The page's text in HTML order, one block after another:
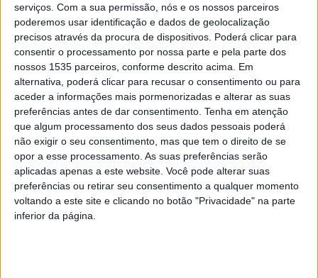
serviços. Com a sua permissão, nós e os nossos parceiros
poderemos usar identificação e dados de geolocalização
precisos através da procura de dispositivos. Poderá clicar para
consentir o processamento por nossa parte e pela parte dos
nossos 1535 parceiros, conforme descrito acima. Em
alternativa, poderá clicar para recusar o consentimento ou para
aceder a informações mais pormenorizadas e alterar as suas
preferências antes de dar consentimento. Tenha em atenção
que algum processamento dos seus dados pessoais poderá
não exigir o seu consentimento, mas que tem o direito de se
opor a esse processamento. As suas preferências serão
aplicadas apenas a este website. Você pode alterar suas
preferências ou retirar seu consentimento a qualquer momento
voltando a este site e clicando no botão "Privacidade" na parte
inferior da página.
4º Festival Internacional de Tango
Argentino da Beira Baixa foi um...
Rádio Castelo Branco - 21 de Outubro, 2025
PUBLICIDADE
PUBLICIDADE